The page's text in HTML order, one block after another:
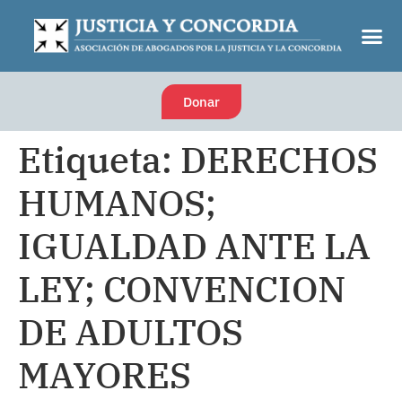
Donar
Etiqueta: DERECHOS
HUMANOS;
IGUALDAD ANTE LA
LEY; CONVENCION
DE ADULTOS
MAYORES